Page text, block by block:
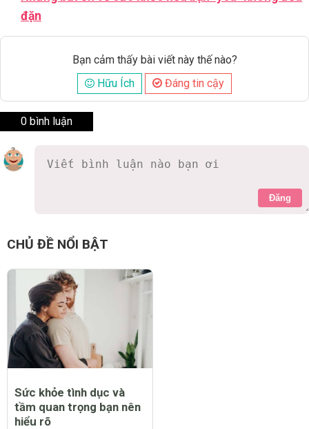
đặn
Bạn cảm thấy bài viết này thế nào?
Hữu Ích
Đáng tin cậy
0 bình luận
Đăng
CHỦ ĐỀ NỔI BẬT
Sức khỏe tình dục và
tầm quan trọng bạn nên
hiểu rõ